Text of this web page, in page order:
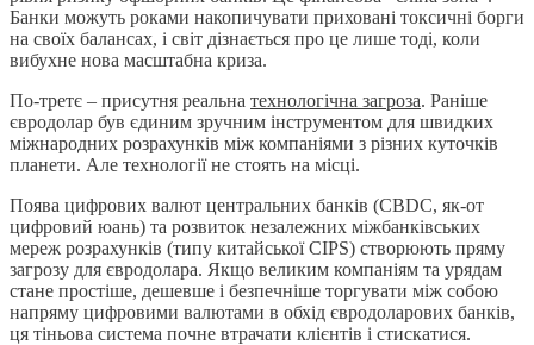
Банки можуть роками накопичувати приховані токсичні борги
на своїх балансах, і світ дізнається про це лише тоді, коли
вибухне нова масштабна криза.
По-третє – присутня реальна технологічна загроза. Раніше
євродолар був єдиним зручним інструментом для швидких
міжнародних розрахунків між компаніями з різних куточків
планети. Але технології не стоять на місці.
Поява цифрових валют центральних банків (CBDC, як-от
цифровий юань) та розвиток незалежних міжбанківських
мереж розрахунків (типу китайської CIPS) створюють пряму
загрозу для євродолара. Якщо великим компаніям та урядам
стане простіше, дешевше і безпечніше торгувати між собою
напряму цифровими валютами в обхід євродоларових банків,
ця тіньова система почне втрачати клієнтів і стискатися.